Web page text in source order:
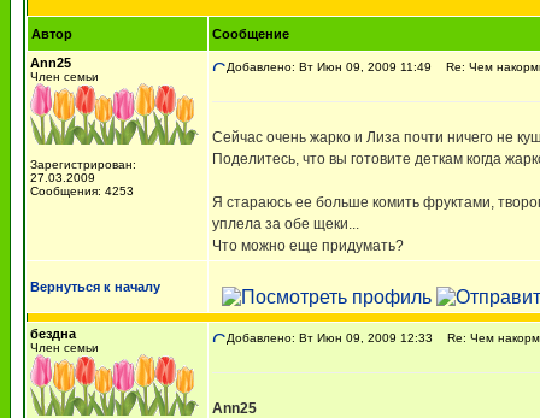
Автор
Сообщение
Ann25
Член семьи
Зарегистрирован:
27.03.2009
Сообщения: 4253
Добавлено: Вт Июн 09, 2009 11:49 Re: Чем
Сейчас очень жарко и Лиза почти ничего не
Поделитесь, что вы готовите деткам когда
Я стараюсь ее больше комить фруктами,
уплела за обе щеки...
Что можно еще придумать?
Вернуться к началу
бездна
Член семьи
Добавлено: Вт Июн 09, 2009 12:33 Re: Чем
Ann25